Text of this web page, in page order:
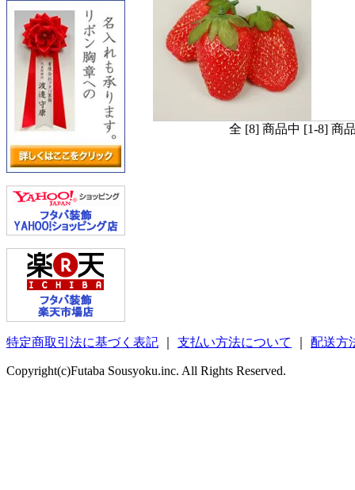
全 [8] 商品中 [1-8] 商
特定商取引法に基づく表記 支払い方法について 配送方
Copyright(c)Futaba Sousyoku.inc. All Rights Reserved.